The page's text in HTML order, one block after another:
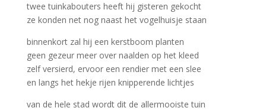
twee tuinkabouters heeft hij gisteren gekocht
ze konden net nog naast het vogelhuisje staan
binnenkort zal hij een kerstboom planten
geen gezeur meer over naalden op het kleed
zelf versierd, ervoor een rendier met een slee
en langs het hekje rijen knipperende lichtjes
van de hele stad wordt dit de allermooiste tuin